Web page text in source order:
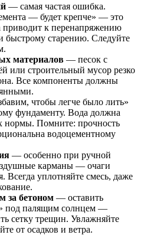
— самая частая ошибка.
— будет крепче» — это
к перенапряжению
быстрому старению. Следуйте
материалов — песок с
или строительный мусор резко
Все компоненты должны
чтобы легче было лить»
фундаменту. Вода должна
нормы. Помните: прочность
водоцементному
— особенно при ручной
карманы — очаги
Всегда уплотняйте смесь, даже
за бетоном — оставить
под палящим солнцем —
сетку трещин. Увлажняйте
от осадков и ветра.